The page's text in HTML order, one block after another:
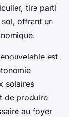
tire parti
offrant un
est
solaires
de produire
au foyer